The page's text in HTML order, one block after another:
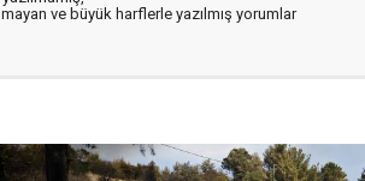
ve büyük harflerle yazılmış yorumlar